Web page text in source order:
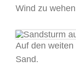
Wind zu
Auf den
Sand.